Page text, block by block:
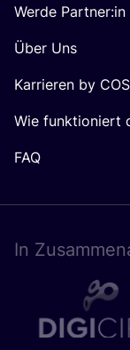
Werde Partner:in
Über Uns
Karrieren by
Wie funktioniert
FAQ
In